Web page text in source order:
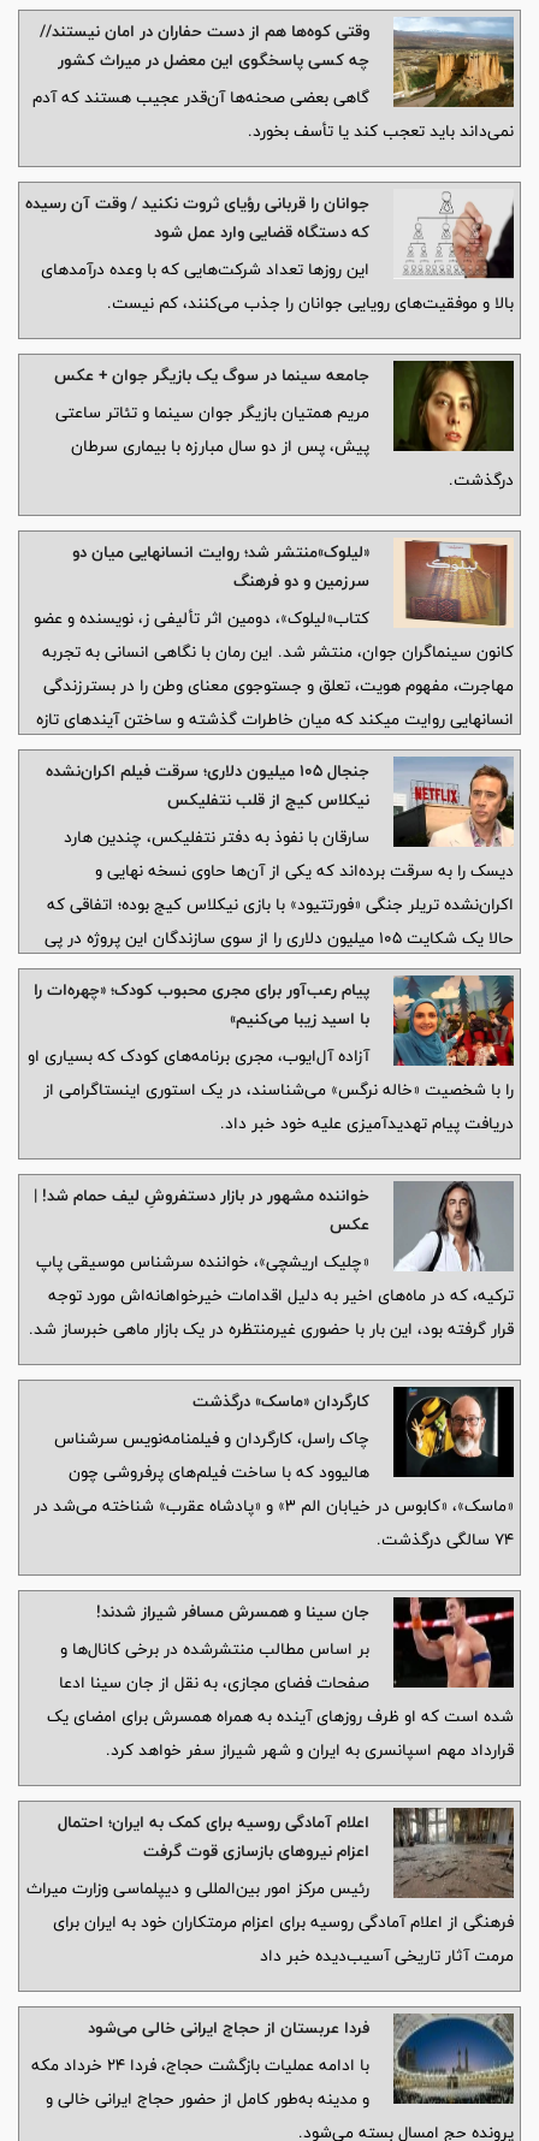
وقتی کوه‌ها هم از دست حفاران در امان نیستند//
چه کسی پاسخگوی این معضل در میراث کشور
است؟
گاهی بعضی صحنه‌ها آن‌قدر عجیب هستند که آدم
نمی‌داند باید تعجب کند یا تأسف بخورد.
جوانان را قربانی رؤیای ثروت نکنید / وقت آن رسیده
که دستگاه قضایی وارد عمل شود
این روزها تعداد شرکت‌هایی که با وعده درآمدهای
بالا و موفقیت‌های رویایی جوانان را جذب می‌کنند، کم نیست.
جامعه سینما در سوگ یک بازیگر جوان + عکس
مریم همتیان بازیگر جوان سینما و تئاتر ساعتی
پیش، پس از دو سال مبارزه با بیماری سرطان
درگذشت.
«لیلوک»منتشر شد؛ روایت انسانهایی میان دو
سرزمین و دو فرهنگ
کتاب«لیلوک»، دومین اثر تألیفی ز، نویسنده و عضو
کانون سینماگران جوان، منتشر شد. این رمان با نگاهی انسانی به تجربه
مهاجرت، مفهوم هویت، تعلق و جستوجوی معنای وطن را در بسترزندگی
انسانهایی روایت میکند که میان خاطرات گذشته و ساختن آیندهای تازه
در حرکتاند.
جنجال ۱۰۵ میلیون دلاری؛ سرقت فیلم اکران‌نشده
نیکلاس کیج از قلب نتفلیکس
سارقان با نفوذ به دفتر نتفلیکس، چندین هارد
دیسک را به سرقت برده‌اند که یکی از آن‌ها حاوی نسخه نهایی و
اکران‌نشده تریلر جنگی «فورتتیود» با بازی نیکلاس کیج بوده؛ اتفاقی که
حالا یک شکایت ۱۰۵ میلیون دلاری را از سوی سازندگان این پروژه در پی
داشته است.
پیام رعب‌آور برای مجری محبوب کودک؛ «چهره‌ات را
با اسید زیبا می‌کنیم»
آزاده آل‌ایوب، مجری برنامه‌های کودک که بسیاری او
را با شخصیت «خاله نرگس» می‌شناسند، در یک استوری اینستاگرامی از
دریافت پیام تهدیدآمیزی علیه خود خبر داد.
خواننده مشهور در بازار دستفروشِ لیف حمام شد! |
عکس
«چلیک اریشچی»، خواننده سرشناس موسیقی پاپ
ترکیه، که در ماه‌های اخیر به دلیل اقدامات خیرخواهانه‌اش مورد توجه
قرار گرفته بود، این بار با حضوری غیرمنتظره در یک بازار ماهی خبرساز شد.
کارگردان «ماسک» درگذشت
چاک راسل، کارگردان و فیلمنامه‌نویس سرشناس
هالیوود که با ساخت فیلم‌های پرفروشی چون
«ماسک»، «کابوس در خیابان الم ۳» و «پادشاه عقرب» شناخته می‌شد در
۷۴ سالگی درگذشت.
جان سینا و همسرش مسافر شیراز شدند!
بر اساس مطالب منتشرشده در برخی کانال‌ها و
صفحات فضای مجازی، به نقل از جان سینا ادعا
شده است که او ظرف روزهای آینده به همراه همسرش برای امضای یک
قرارداد مهم اسپانسری به ایران و شهر شیراز سفر خواهد کرد.
اعلام آمادگی روسیه برای کمک به ایران؛ احتمال
اعزام نیروهای بازسازی قوت گرفت
رئیس مرکز امور بین‌المللی و دیپلماسی وزارت میراث
فرهنگی از اعلام آمادگی روسیه برای اعزام مرمتکاران خود به ایران برای
مرمت آثار تاریخی آسیب‌دیده خبر داد
فردا عربستان از حجاج ایرانی خالی می‌شود
با ادامه عملیات بازگشت حجاج، فردا ۲۴ خرداد مکه
و مدینه به‌طور کامل از حضور حجاج ایرانی خالی و
پرونده حج امسال بسته می‌شود.